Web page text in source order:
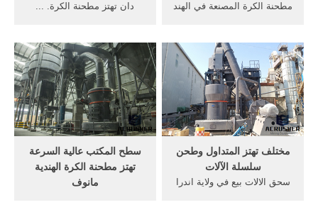
دان تهتز مطحنة الكرة. ...
كما طحن مطحنة المطرقة
لتحويل للبيع في كندا . pre
ابحت . طاحونة الأسمنت
مواصفات ... تهتز آلة
الغربالpauzestreken.
مطحنة الكرة المصنعة في الهند
متري ساعة مناسبة للمصنعين
في الهند صحيفة القدس العربي
الجمعة by مركز الحدث -
الموقع مشاهدة النسخة
الالكترونية ...
سطح المكتب عالية السرعة
تهتز مطحنة الكرة الهندية
مانوف
مختلف تهتز المتداول وطحن
سلسلة الآلات
سحق الالات بيع في ولاية اندرا